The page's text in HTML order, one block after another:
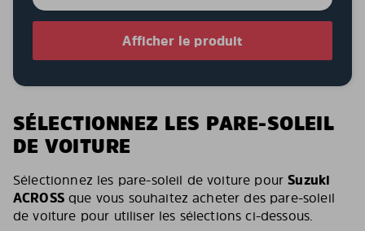
Afficher le produit
SÉLECTIONNEZ LES PARE-SOLEIL
DE VOITURE
Sélectionnez les pare-soleil de voiture pourSuzuki
ACROSSque vous souhaitez acheter des pare-soleil
de voiture pour utiliser les sélections ci-dessous.